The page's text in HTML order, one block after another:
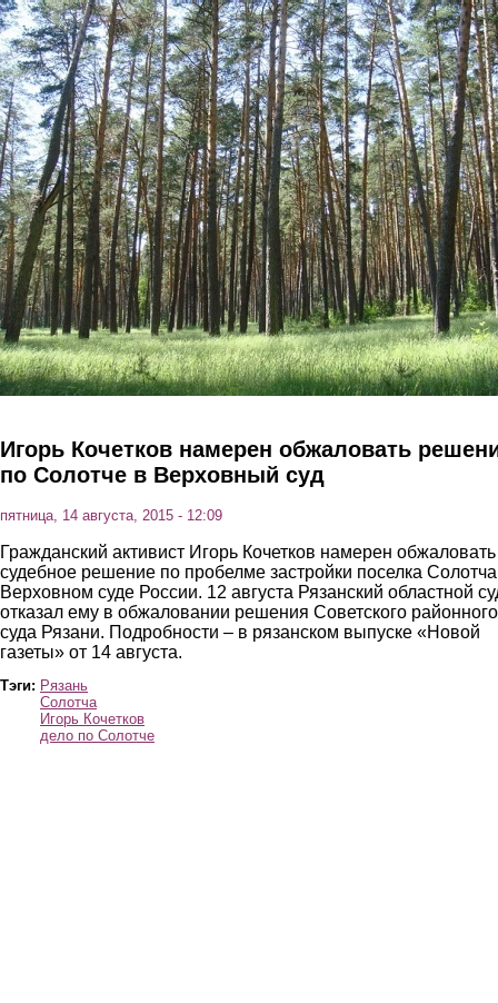
Перейти к основному содержанию
Игорь Кочетков намерен обжаловать
по Солотче в Верховный суд
пятница, 14 августа, 2015 - 12:09
Гражданский активист Игорь Кочетков намерен обжаловать
судебное решение по пробелме застройки поселка
Верховном суде России. 12 августа Рязанский областной
отказал ему в обжаловании решения Советского районного
суда Рязани. Подробности – в рязанском выпуске «Новой
газеты» от 14 августа.
Тэги: Рязань
Солотча
Игорь Кочетков
дело по Солотче